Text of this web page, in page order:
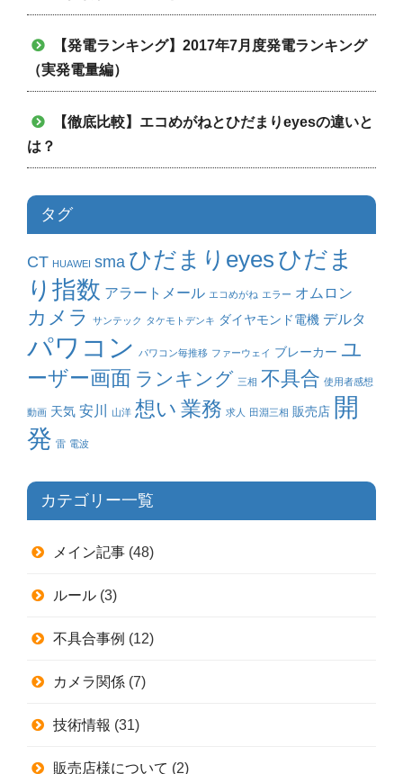
【発電ランキング】2017年7月度発電ランキング
（実発電量編）
【徹底比較】エコめがねとひだまりeyesの違いと
は？
タグ
CT HUAWEI sma ひだまりeyes ひだま
り指数 アラートメール エコめがね エラー オムロン
カメラ サンテック タケモトデンキ ダイヤモンド電機 デルタ
パワコン パワコン毎推移 ファーウェイ ブレーカー ユ
ーザー画面 ランキング 三相 不具合 使用者感想
動画 天気 安川 山洋 想い 業務 求人 田淵三相 販売店 開
発 雷 電波
カテゴリー一覧
メイン記事 (48)
ルール (3)
不具合事例 (12)
カメラ関係 (7)
技術情報 (31)
販売店様について (2)